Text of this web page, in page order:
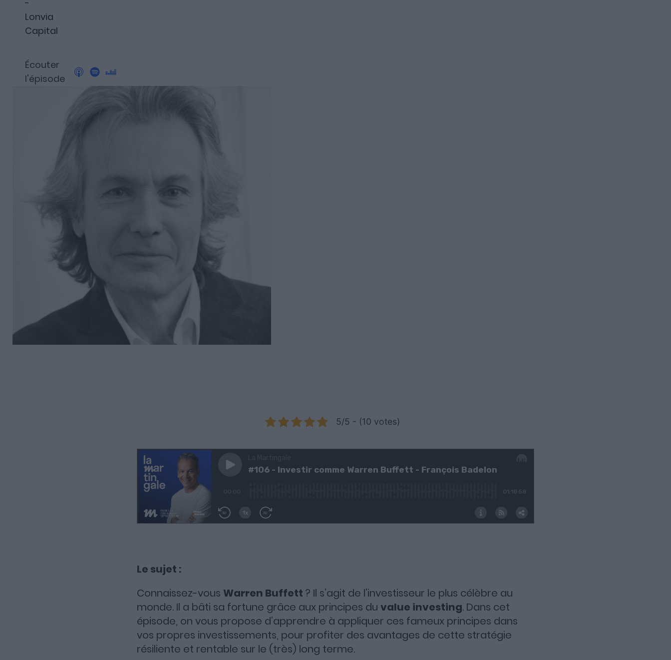
Fundora
et en dette privée.
-
Lonvia
Capital
Écouter
l'épisode
5/5 - (10 votes)
Le sujet :
Connaissez-vous Warren Buffett ? Il s’agit de l’investisseur le plus célèbre au
monde. Il a bâti sa fortune grâce aux principes du value investing. Dans cet
épisode, on vous propose d’apprendre à appliquer ces fameux principes dans
vos propres investissements, pour profiter des avantages de cette stratégie
résiliente et rentable sur le (très) long terme.